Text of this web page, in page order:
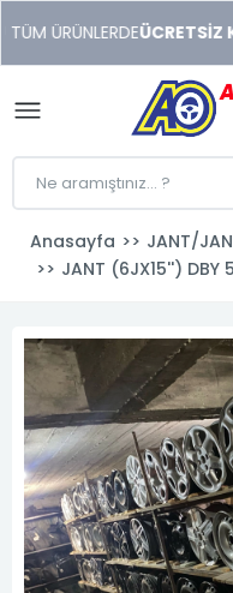
xonusu
veren
sitolar
ÜRÜNLERDEÜCRETSİZ
Anasayfa
JANT/
JANT (6JX15'') DBY